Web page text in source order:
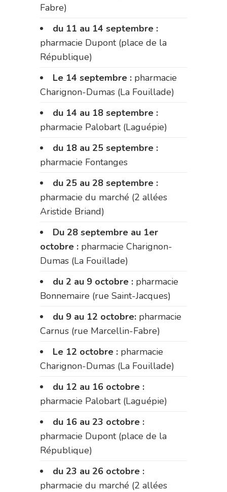
Fabre)
du 11 au 14 septembre :
pharmacie Dupont (place de la
République)
Le 14 septembre : pharmacie
Charignon-Dumas (La Fouillade)
du 14 au 18 septembre :
pharmacie Palobart (Laguépie)
du 18 au 25 septembre :
pharmacie Fontanges
du 25 au 28 septembre :
pharmacie du marché (2 allées
Aristide Briand)
Du 28 septembre au 1er
octobre : pharmacie Charignon-
Dumas (La Fouillade)
du 2 au 9 octobre : pharmacie
Bonnemaire (rue Saint-Jacques)
du 9 au 12 octobre: pharmacie
Carnus (rue Marcellin-Fabre)
Le 12 octobre : pharmacie
Charignon-Dumas (La Fouillade)
du 12 au 16 octobre :
pharmacie Palobart (Laguépie)
du 16 au 23 octobre :
pharmacie Dupont (place de la
République)
du 23 au 26 octobre :
pharmacie du marché (2 allées